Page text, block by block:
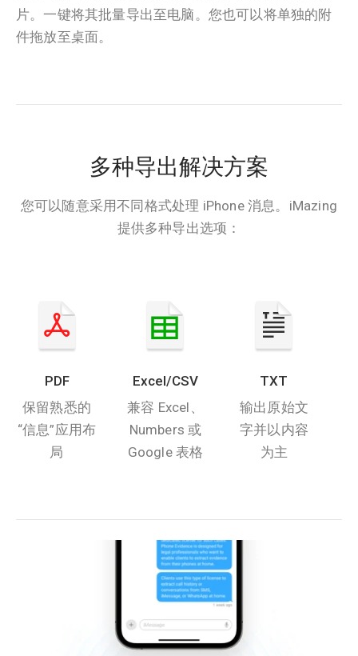
片。一键将其批量导出至电脑。您也可以将单独的附
件拖放至桌面。
多种导出解决方案
您可以随意采用不同格式处理 iPhone 消息。iMazing
提供多种导出选项：
PDF
保留熟悉的
“信息”应用布
局
Excel/CSV
兼容 Excel、
Numbers 或
Google 表格
TXT
输出原始文
字并以内容
为主